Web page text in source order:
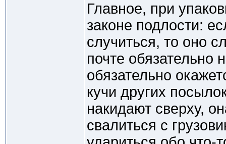
Главное, при
законе подлости:
случиться, то оно
почте обязательно
обязательно
кучи других
накидают сверху,
свалиться с